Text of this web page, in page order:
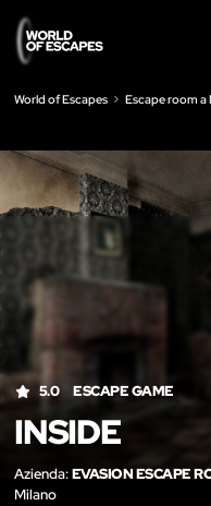
World of Escapes Escape room a
5.0 ESCAPE GAME
INSIDE
Azienda:EVASION ESCAPE
Milano